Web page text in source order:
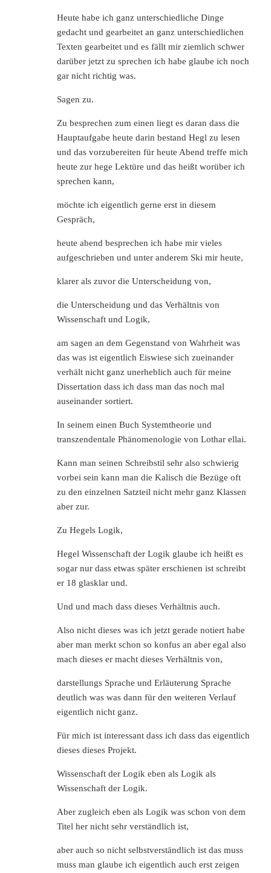
Heute habe ich ganz unterschiedliche Dinge
gedacht und gearbeitet an ganz unterschiedlichen
Texten gearbeitet und es fällt mir ziemlich schwer
darüber jetzt zu sprechen ich habe glaube ich noch
gar nicht richtig was.
Sagen zu.
Zu besprechen zum einen liegt es daran dass die
Hauptaufgabe heute darin bestand Hegl zu lesen
und das vorzubereiten für heute Abend treffe mich
heute zur hege Lektüre und das heißt worüber ich
sprechen kann,
möchte ich eigentlich gerne erst in diesem
Gespräch,
heute abend besprechen ich habe mir vieles
aufgeschrieben und unter anderem Ski mir heute,
klarer als zuvor die Unterscheidung von,
die Unterscheidung und das Verhältnis von
Wissenschaft und Logik,
am sagen an dem Gegenstand von Wahrheit was
das was ist eigentlich Eiswiese sich zueinander
verhält nicht ganz unerheblich auch für meine
Dissertation dass ich dass man das noch mal
auseinander sortiert.
In seinem einen Buch Systemtheorie und
transzendentale Phänomenologie von Lothar ellai.
Kann man seinen Schreibstil sehr also schwierig
vorbei sein kann man die Kalisch die Bezüge oft
zu den einzelnen Satzteil nicht mehr ganz Klassen
aber zur.
Zu Hegels Logik,
Hegel Wissenschaft der Logik glaube ich heißt es
sogar nur dass etwas später erschienen ist schreibt
er 18 glasklar und.
Und und mach dass dieses Verhältnis auch.
Also nicht dieses was ich jetzt gerade notiert habe
aber man merkt schon so konfus an aber egal also
mach dieses er macht dieses Verhältnis von,
darstellungs Sprache und Erläuterung Sprache
deutlich was was dann für den weiteren Verlauf
eigentlich nicht ganz.
Für mich ist interessant dass ich dass das eigentlich
dieses dieses Projekt.
Wissenschaft der Logik eben als Logik als
Wissenschaft der Logik.
Aber zugleich eben als Logik was schon von dem
Titel her nicht sehr verständlich ist,
aber auch so nicht selbstverständlich ist das muss
muss man glaube ich eigentlich auch erst zeigen